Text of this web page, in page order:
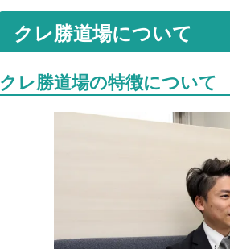
クレ勝道場について
クレ勝道場の特徴について